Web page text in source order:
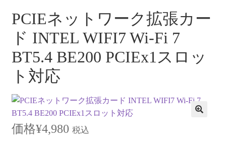
キ
ッ
プ
プ
お買い物カゴ
お買い物ガイド
お問い合わせ
PCIEネットワーク拡張カー
ド INTEL WIFI7 Wi-Fi 7
BT5.4 BE200 PCIEx1スロッ
ト対応
¥4,980 税込